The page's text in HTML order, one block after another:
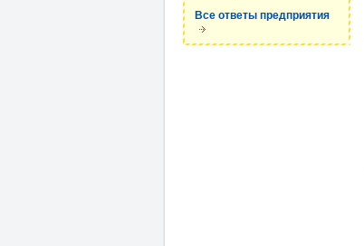
Все ответы предприятия